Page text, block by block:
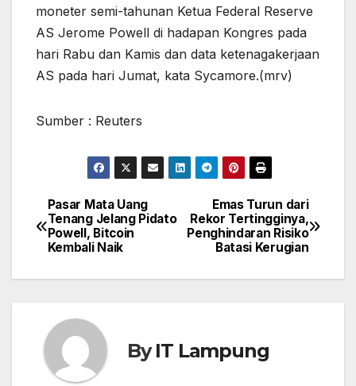
moneter semi-tahunan Ketua Federal Reserve
AS Jerome Powell di hadapan Kongres pada
hari Rabu dan Kamis dan data ketenagakerjaan
AS pada hari Jumat, kata Sycamore.(mrv)
Sumber : Reuters
Post
navigation
Emas Turun dari
Rekor Tertingginya,
Penghindaran Risiko
Batasi Kerugian
Pasar Mata Uang
Tenang Jelang Pidato
Powell, Bitcoin
Kembali Naik
ByIT Lampung